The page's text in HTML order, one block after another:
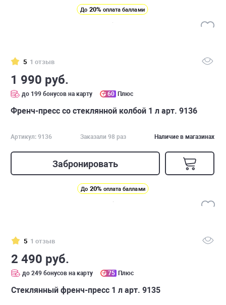
До 20% оплата баллами
5 1 отзыв
1 990 руб.
до 199 бонусов на карту 60 Плюс
Френч-пресс со стеклянной колбой 1 л арт. 9136
Артикул: 9136 Заказали 98 раз Наличие в магазинах
Забронировать
До 20% оплата баллами
5 1 отзыв
2 490 руб.
до 249 бонусов на карту 75 Плюс
Стеклянный френч-пресс 1 л арт. 9135